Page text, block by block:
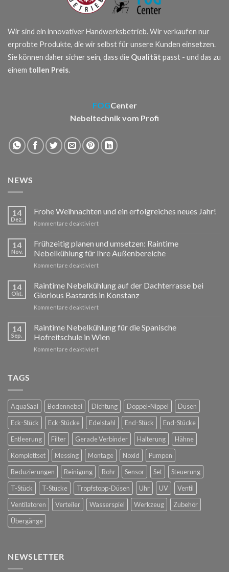
Wir sind ein innovativer Handwerksbetrieb. Wir verkaufen nur
erprobte Produkte, die wir selbst für unsere Kunden einsetzen.
Sie können daher sicher sein, dass die Qualität passt - und das zu
einem tollen Preis.
FOGCenter
Nebeltechnik vom Profi
NEWS
14
Dez.
Frohe Weihnachten und ein erfolgreiches neues Jahr!
Kommentare deaktiviertfür
Weihnachten
ein
erfolgreiches
Jahr!
14
Nov.
Frühzeitig planen und umsetzen: Raintime
Nebelkühlung für Ihre Außenbereiche
Kommentare deaktiviertfür
planen
umsetzen:
Raintime
für
Ihre
14
Okt.
Raintime Nebelkühlung auf der Dachterrasse bei
Glorious Bastards in Konstanz
Kommentare deaktiviertfür
Nebelkühlung
der
Dachterrasse
14
Sep.
Raintime Nebelkühlung für die Spanische
Hofreitschule in Wien
Kommentare deaktiviertfür
Hofreitschule
in
Wien
TAGS
AquaSaal Bodennebel Dichtung Doppel-Nippel
Düsen
Eck-Stück
Eck-Stücke Edelstahl End-Stück
End-Stücke
Entleerung
Filter Gerade Verbinder Halterung
Hähne
Komplettset
Messing Montage Noxid
Pumpen
Reduzierungen
Reinigung Rohr Sensor Set
Steuerung
T-Stück
T-Stücke Tropfstopp-Düsen Uhr UV
Ventil
Ventilatoren
Verteiler Wasserspiel Werkzeug
Zubehör
Übergänge
NEWSLETTER